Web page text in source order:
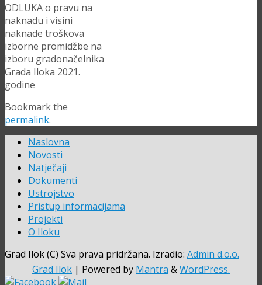
ODLUKA o pravu na
naknadu i visini
naknade troškova
izborne promidžbe na
izboru gradonačelnika
Grada Iloka 2021.
godine
Bookmark the
permalink.
Naslovna
Novosti
Natječaji
Dokumenti
Ustrojstvo
Pristup informacijama
Projekti
O Iloku
Grad Ilok (C) Sva prava pridržana. Izradio: Admin d.o.o.
Grad Ilok | Powered by Mantra &WordPress.